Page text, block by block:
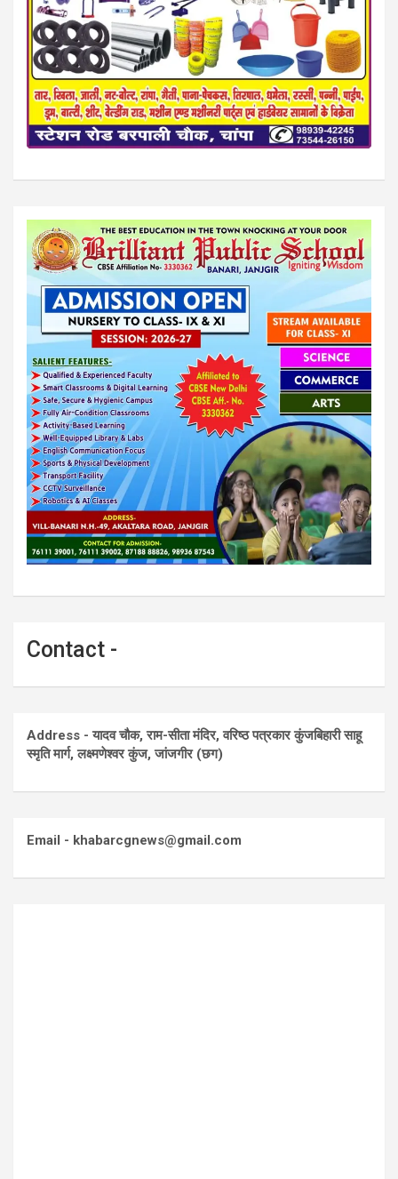
Contact -
Address - यादव चौक, राम-सीता मंदिर, वरिष्ठ पत्रकार कुंजबिहारी साहू
स्मृति मार्ग, लक्ष्मणेश्वर कुंज, जांजगीर (छग)
Email - khabarcgnews@gmail.com